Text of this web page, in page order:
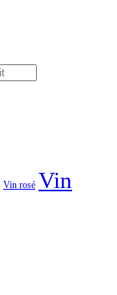
Vin rosé Vin